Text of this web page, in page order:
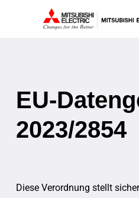
EU-
2023/2854
Diese Verordnung stellt